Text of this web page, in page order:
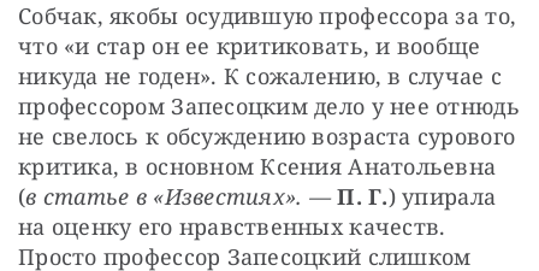
Собчак, якобы осудившую профессора за то,
что «и стар он ее критиковать, и вообще
никуда не годен». К сожалению, в случае с
профессором Запесоцким дело у нее отнюдь
не свелось к обсуждению возраста сурового
критика, в основном Ксения Анатольевна
(в статье в «Известиях». — П. Г.) упирала
на оценку его нравственных качеств.
Просто профессор Запесоцкий слишком